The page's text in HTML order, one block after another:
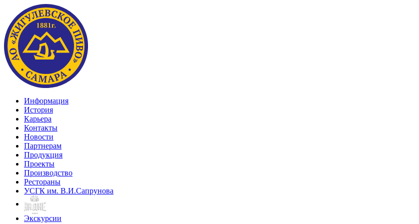
Информация
История
Карьера
Контакты
Новости
Партнерам
Продукция
Проекты
Производство
Рестораны
УСГК им. В.И.Сапрунова
Экскурсии